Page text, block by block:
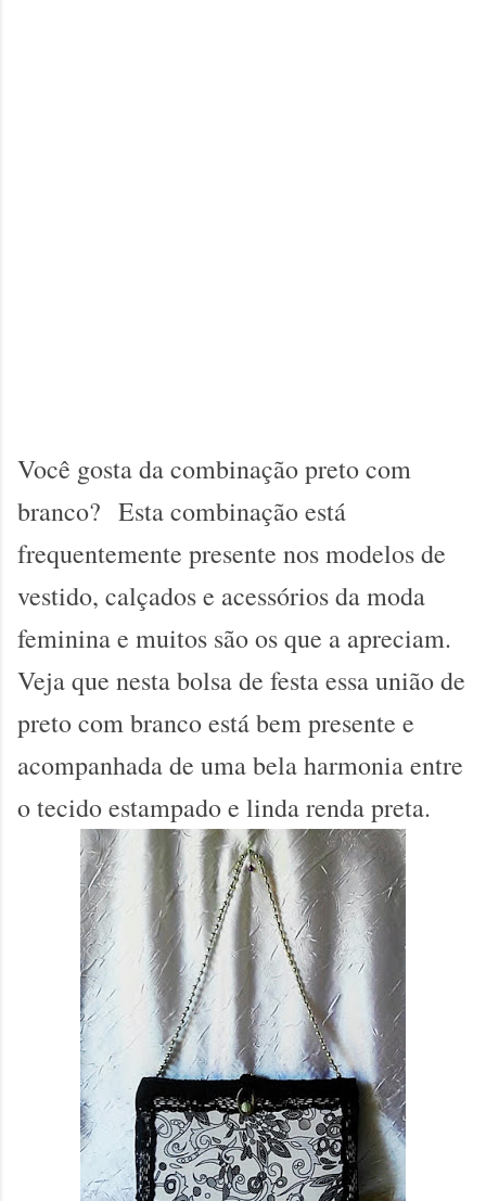
Você gosta da combinação preto com
branco? Esta combinação está
frequentemente presente nos modelos de
vestido, calçados e acessórios da moda
feminina e muitos são os que a apreciam.
Veja que nesta bolsa de festa essa união de
preto com branco está bem presente e
acompanhada de uma bela harmonia entre
o tecido estampado e linda renda preta.